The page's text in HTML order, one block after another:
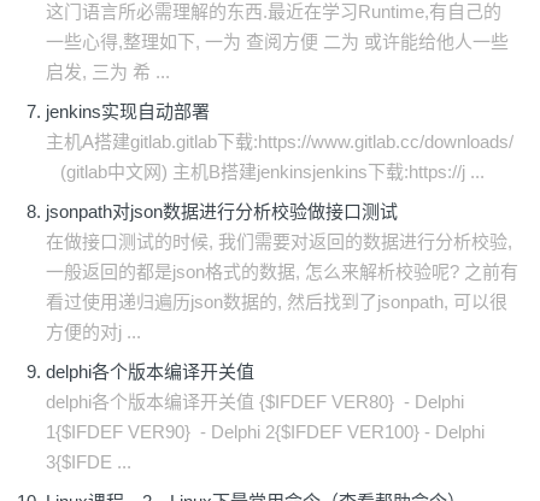
这门语言所必需理解的东西.最近在学习Runtime,有自己的
一些心得,整理如下, 一为 查阅方便 二为 或许能给他人一些
启发, 三为 希 ...
jenkins实现自动部署
主机A搭建gitlab.gitlab下载:https://www.gitlab.cc/downloads/
(gitlab中文网) 主机B搭建jenkinsjenkins下载:https://j ...
jsonpath对json数据进行分析校验做接口测试
在做接口测试的时候, 我们需要对返回的数据进行分析校验,
一般返回的都是json格式的数据, 怎么来解析校验呢? 之前有
看过使用递归遍历json数据的, 然后找到了jsonpath, 可以很
方便的对j ...
delphi各个版本编译开关值
delphi各个版本编译开关值 {$IFDEF VER80} - Delphi
1{$IFDEF VER90} - Delphi 2{$IFDEF VER100} - Delphi
3{$IFDE ...